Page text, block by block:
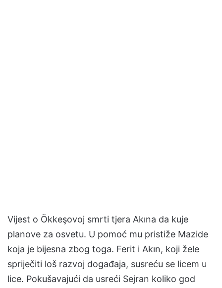
Vijest o Ökkeşovoj smrti tjera Akına da kuje
planove za osvetu. U pomoć mu pristiže Mazide
koja je bijesna zbog toga. Ferit i Akın, koji žele
spriječiti loš razvoj događaja, susreću se licem u
lice. Pokušavajući da usreći Sejran koliko god